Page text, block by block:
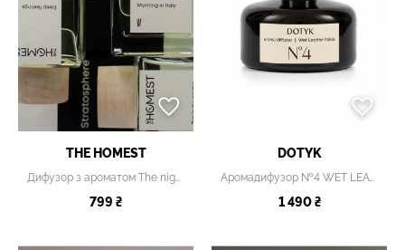
THE HOMEST
Дифузор з ароматом The night with that lover, 100 мл
799 ₴
DOTYK
Аромадифузор №4 WET LEATHER PETALS
1 490 ₴